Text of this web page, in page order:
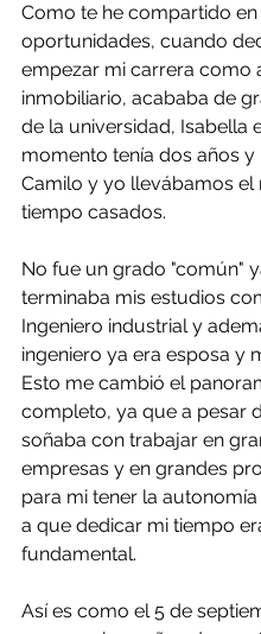
Como te he compartido
oportunidades, cuando
empezar mi carrera como
inmobiliario, acababa de
de la universidad, Isabella
momento tenía dos años y
Camilo y yo llevábamos el
tiempo casados.
No fue un grado "común"
terminaba mis estudios
Ingeniero industrial y
ingeniero ya era esposa y
Esto me cambió el
completo, ya que a pesar
soñaba con trabajar en
empresas y en grandes
para mi tener la
a que dedicar mi tiempo
fundamental.
Así es como el 5 de